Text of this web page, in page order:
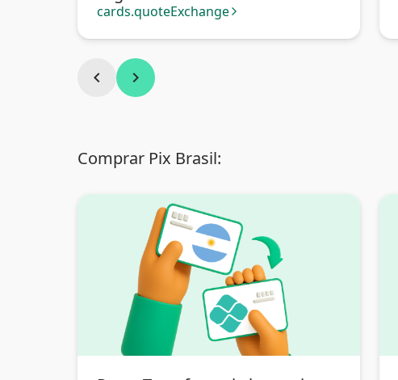
Transferencia bancaria
cards.quoteExchange arrow_forward_ios
chevron_left chevron_right
Comprar Pix Brasil: